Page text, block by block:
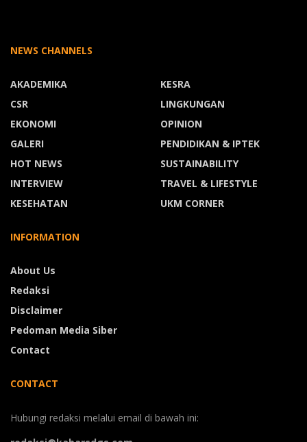
NEWS CHANNELS
AKADEMIKA
CSR
EKONOMI
GALERI
HOT NEWS
INTERVIEW
KESEHATAN
KESRA
LINGKUNGAN
OPINION
PENDIDIKAN & IPTEK
SUSTAINABILITY
TRAVEL & LIFESTYLE
UKM CORNER
INFORMATION
About Us
Redaksi
Disclaimer
Pedoman Media Siber
Contact
CONTACT
Hubungi redaksi melalui email di bawah ini: